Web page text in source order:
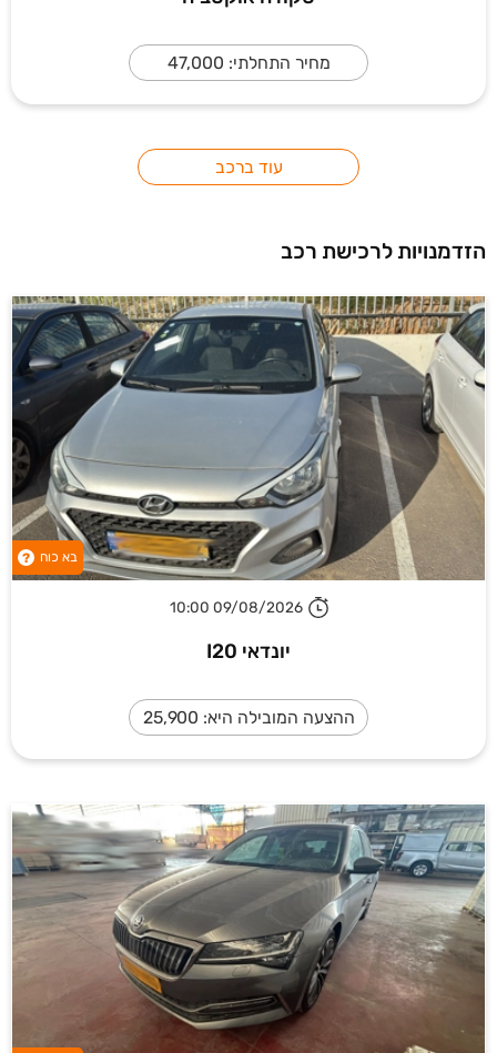
מחיר התחלתי: 47,000
עוד ברכב
הזדמנויות לרכישת רכב
בא כוח ?
09/08/2026 10:00
יונדאי I20
ההצעה המובילה היא: 25,900